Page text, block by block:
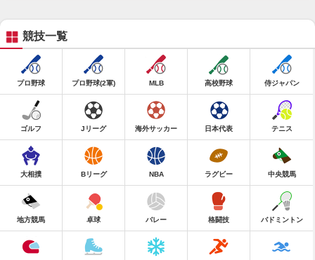
競技一覧
プロ野球 プロ野球(2軍) MLB 高校野球 侍ジャパン
ゴルフ Jリーグ 海外サッカー 日本代表 テニス
大相撲 Bリーグ NBA ラグビー 中央競馬
地方競馬 卓球 バレー 格闘技 バドミントン